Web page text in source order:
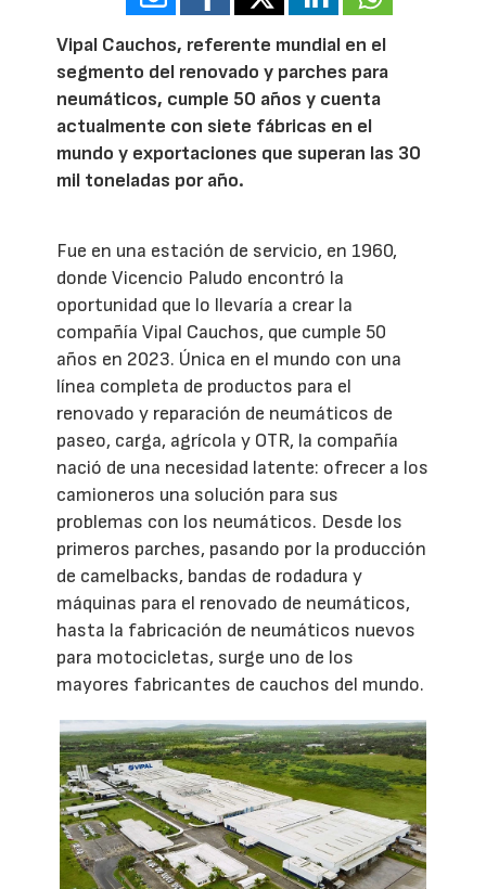
Vipal Cauchos, referente mundial en el
segmento del renovado y parches para
neumáticos, cumple 50 años y cuenta
actualmente con siete fábricas en el
mundo y exportaciones que superan las 30
mil toneladas por año.
Fue en una estación de servicio, en 1960,
donde Vicencio Paludo encontró la
oportunidad que lo llevaría a crear la
compañía Vipal Cauchos, que cumple 50
años en 2023. Única en el mundo con una
línea completa de productos para el
renovado y reparación de neumáticos de
paseo, carga, agrícola y OTR, la compañía
nació de una necesidad latente: ofrecer a los
camioneros una solución para sus
problemas con los neumáticos. Desde los
primeros parches, pasando por la producción
de camelbacks, bandas de rodadura y
máquinas para el renovado de neumáticos,
hasta la fabricación de neumáticos nuevos
para motocicletas, surge uno de los
mayores fabricantes de cauchos del mundo.